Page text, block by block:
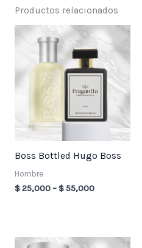
Productos relacionados
Boss Bottled Hugo Boss
Hombre
$25,000 –$55,000
Price
$ 25,000
through
$ 55,000
Price